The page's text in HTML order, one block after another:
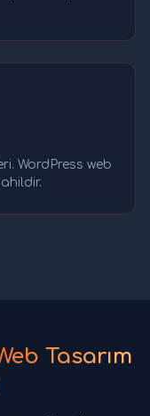
WordPress web
Tasarım